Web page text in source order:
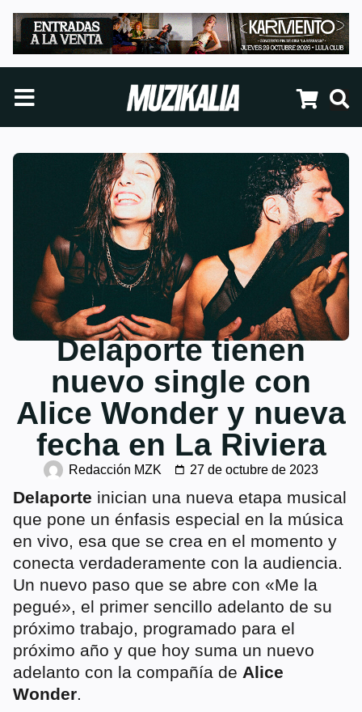
Delaporte tienen
nuevo single con
Alice Wonder y nueva
fecha en La Riviera
Redacción MZK 27 de octubre de 2023
Delaporte inician una nueva etapa musical
que pone un énfasis especial en la música
en vivo, esa que se crea en el momento y
conecta verdaderamente con la audiencia.
Un nuevo paso que se abre con «Me la
pegué», el primer sencillo adelanto de su
próximo trabajo, programado para el
próximo año y que hoy suma un nuevo
adelanto con la compañía de Alice
Wonder.